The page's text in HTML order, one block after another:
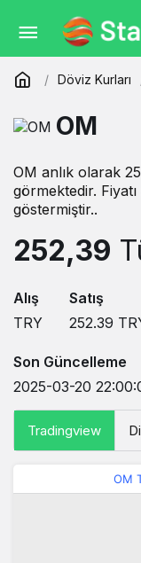
Döviz Kurları
OM
OM anlık olarak
görmektedir.
göstermiştir..
252,39
Alış
TRY
Satış
252.39
Son Güncelleme
2025-03-20
Tradingview
OM